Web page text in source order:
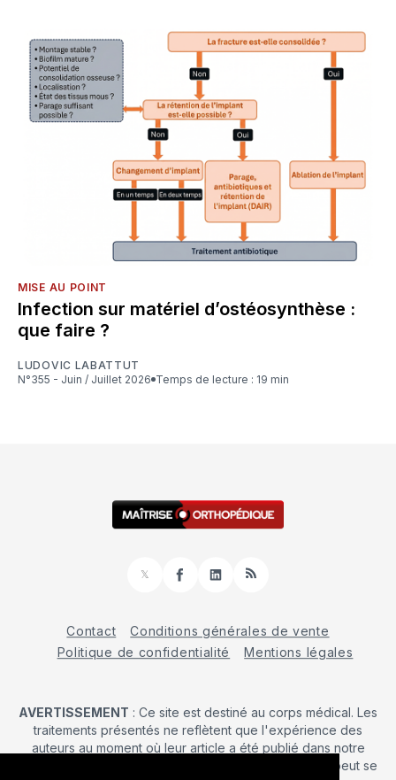
MISE AU POINT
Infection sur matériel d’ostéosynthèse :
que faire ?
LUDOVIC LABATTUT
N°355 - Juin / Juillet 2026
Temps de lecture : 19 min
𝕏
FacebookLinkedInRSS
Contact
Conditions générales de vente
Politique de confidentialité
Mentions légales
AVERTISSEMENT : Ce site est destiné au corps médical. Les
traitements présentés ne reflètent que l'expérience des
auteurs au moment où leur article a été publié dans notre
journal. La décision d’une intervention chirurgicale ne peut se